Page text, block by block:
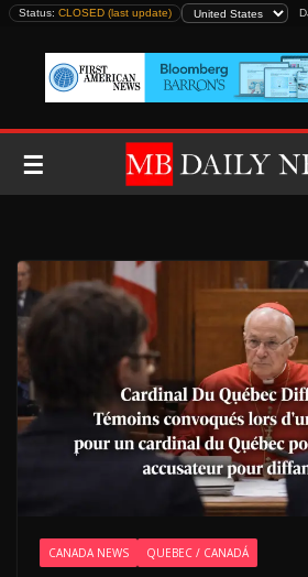
Skip
content
Status: CLOSED (last update)
☰
CANADA NEWS QUEBEC / CANADÁ